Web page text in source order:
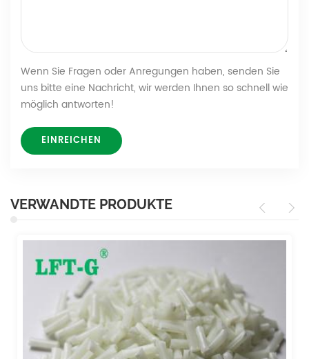
Wenn Sie Fragen oder Anregungen haben, senden Sie
uns bitte eine Nachricht, wir werden Ihnen so schnell wie
möglich antworten!
VERWANDTE PRODUKTE